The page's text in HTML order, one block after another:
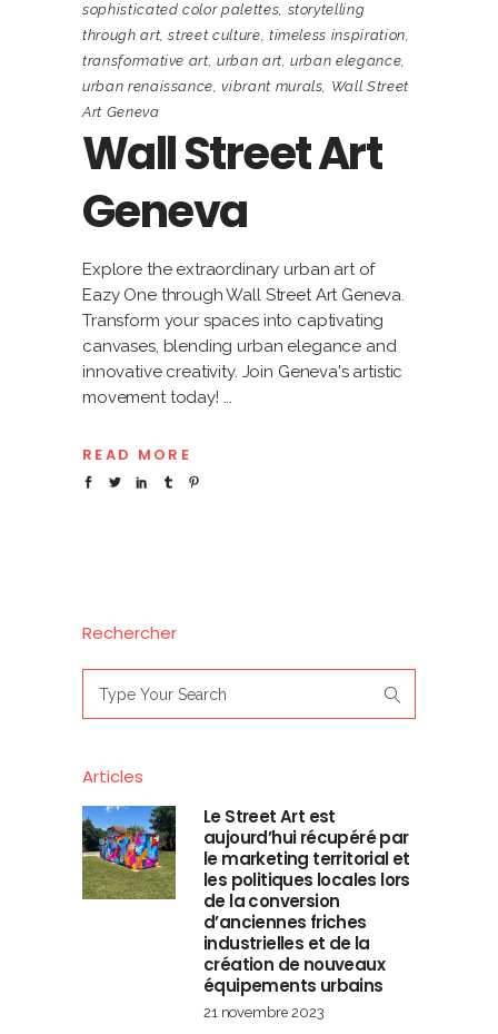
sophisticated color palettes, storytelling
through art,street culture, timeless inspiration,
transformative art,urban art,urban elegance,
urban renaissance,vibrant murals, Wall Street
Art Geneva
Wall Street Art
Geneva
Explore the extraordinary urban art of
Eazy One through Wall Street Art Geneva.
Transform your spaces into captivating
canvases, blending urban elegance and
innovative creativity. Join Geneva's artistic
movement today!
READ MORE
Rechercher
for:
Articles
Le Street Art est
aujourd’hui récupéré par
le marketing territorial et
les politiques locales lors
de la conversion
d’anciennes friches
industrielles et de la
création de nouveaux
équipements urbains
21 novembre 2023